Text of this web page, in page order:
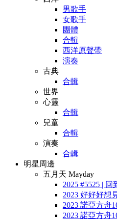
男歌手
女歌手
團體
合輯
西洋原聲帶
演奏
古典
合輯
世界
心靈
合輯
兒童
合輯
演奏
合輯
明星周邊
五月天 Mayday
2025 #5525 |
2023 好好好想
2023 諾亞方舟
2023 諾亞方舟